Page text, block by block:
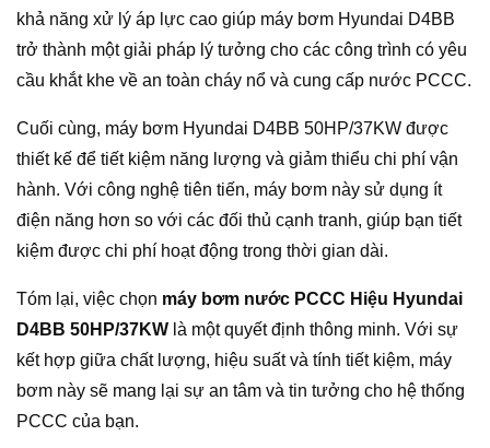
khả năng xử lý áp lực cao giúp máy bơm Hyundai D4BB
trở thành một giải pháp lý tưởng cho các công trình có yêu
cầu khắt khe về an toàn cháy nổ và cung cấp nước PCCC.
Cuối cùng, máy bơm Hyundai D4BB 50HP/37KW được
thiết kế để tiết kiệm năng lượng và giảm thiểu chi phí vận
hành. Với công nghệ tiên tiến, máy bơm này sử dụng ít
điện năng hơn so với các đối thủ cạnh tranh, giúp bạn tiết
kiệm được chi phí hoạt động trong thời gian dài.
Tóm lại, việc chọn máy bơm nước PCCC Hiệu Hyundai
D4BB 50HP/37KW là một quyết định thông minh. Với sự
kết hợp giữa chất lượng, hiệu suất và tính tiết kiệm, máy
bơm này sẽ mang lại sự an tâm và tin tưởng cho hệ thống
PCCC của bạn.